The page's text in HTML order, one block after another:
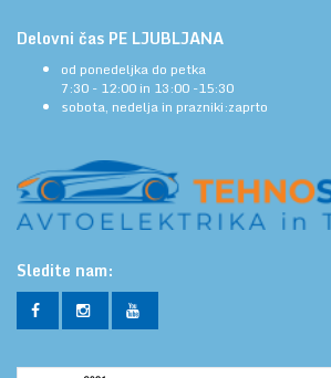
Delovni čas PE LJUBLJANA
od ponedeljka do petka
7:30 - 12:00 in 13:00 -15:30
sobota, nedelja in prazniki:zaprto
Sledite nam: